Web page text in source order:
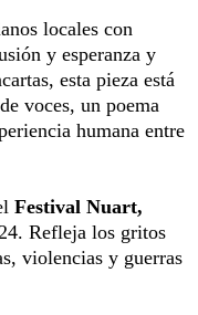
locales con
y esperanza y
esta pieza está
voces, un poema
humana entre
Festival Nuart,
Refleja los gritos
violencias y guerras